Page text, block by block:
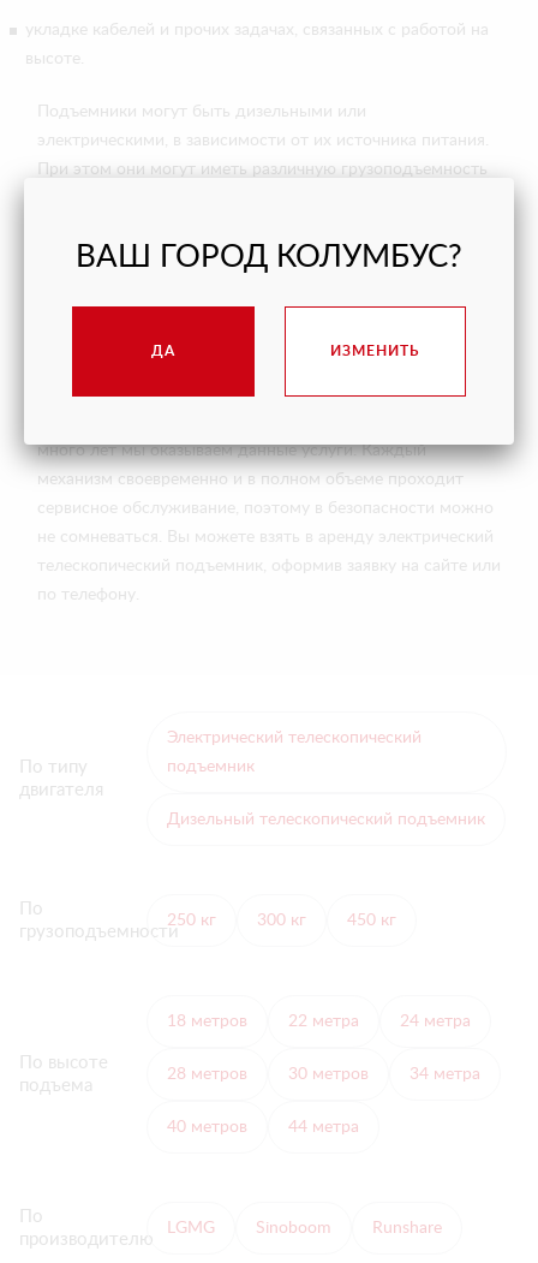
укладке кабелей и прочих задачах, связанных с работой на
высоте.
Подъемники могут быть дизельными или
электрическими, в зависимости от их источника питания.
При этом они могут иметь различную грузоподъемность
Аренда телескопического
подъемника на самых выгодных
Удобная и выгодная аренда телескопического
много лет мы оказываем данные услуги. Каждый
механизм своевременно и в полном объеме проходит
сервисное обслуживание, поэтому в безопасности можно
не сомневаться. Вы можете взять в аренду электрический
телескопический подъемник, оформив заявку на сайте или
по телефону.
По типу
двигателя
Электрический телескопический
подъемник
Дизельный телескопический подъемник
По
грузоподъемности
250 кг 300 кг 450 кг
По высоте
подъема
18 метров 22 метра 24 метра
28 метров 30 метров 34 метра
40 метров 44 метра
По
производителю
LGMG Sinoboom Runshare
ВАШ ГОРОД КОЛУМБУС?
ДА ИЗМЕНИТЬ